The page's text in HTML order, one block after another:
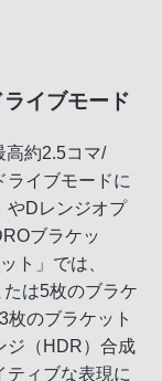
イブモード
高約2.5コマ/
ライブモードに
やDレンジオプ
ブラケッ
ト」では、
は5枚のブラケ
枚のブラケット
ジ（HDR）合成
ティブな表現に